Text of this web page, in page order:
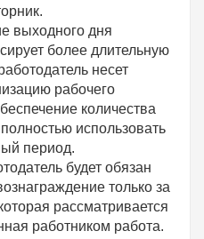
выходного дня
более длительную
несет
рабочего
количества
использовать
период.
будет обязан
только за
рассматривается
работником работа.